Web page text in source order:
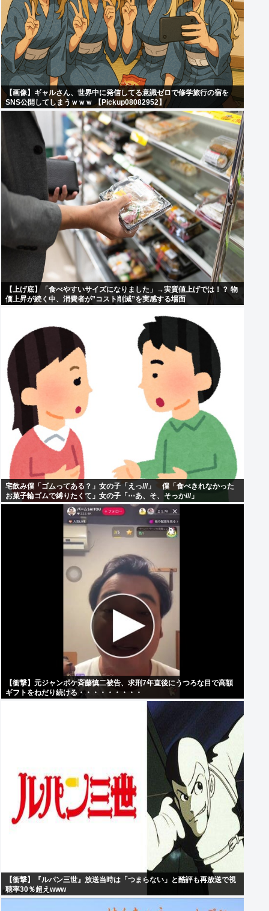
【画像】ギャルさん、世界中に発信してる意識ゼロで修学旅行の宿を
SNS公開してしまうｗｗｗ 【Pickup08082952】
【上げ底】「食べやすいサイズになりました」→実質値上げでは！？ 物
価上昇が続く中、消費者が”コスト削減”を実感する場面
宅飲み僕「ゴムってある？」女の子「えっ///」 僕「食べきれなかった
お菓子輪ゴムで縛りたくて」女の子「⋯あ、そ、そっか///」
【衝撃】元ジャンポケ斉藤慎二被告、求刑7年直後にうつろな目で高額
ギフトをねだり続ける・・・・・・・・・
【衝撃】『ルパン三世』放送当時は「つまらない」と酷評も再放送で視
聴率30％超えwww